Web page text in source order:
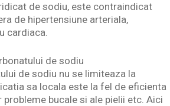
de sodiu, este contraindicat
de hipertensiune arteriala,
cardiaca.
de sodiu
de sodiu nu se limiteaza la
sa locala este la fel de eficienta
bucale si ale pielii etc. Aici